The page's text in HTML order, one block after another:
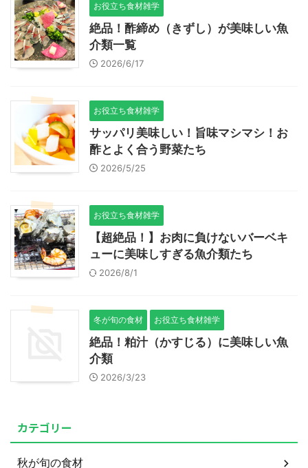
お役立ち食材雑学
絶品！酢締め（きずし）が美味しい魚
介類一覧
2026/6/17
お役立ち食材雑学
サッパリ美味しい！旨味マシマシ！お
酢とよく合う野菜たち
2026/5/25
お役立ち食材雑学
【超絶品！】お肉に負けないバーベキ
ューに美味しすぎる魚介類たち
2026/8/1
冬が旬の食材 お役立ち食材雑学
絶品！粕汁（かすじる）に美味しい魚
介類
2026/3/23
カテゴリー
秋が旬の食材